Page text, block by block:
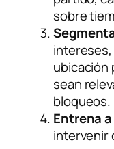
sobre
ubicación
sean
bloqueos.
Entrena
intervenir